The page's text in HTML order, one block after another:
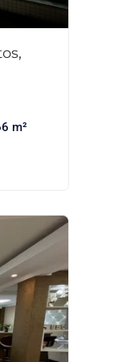
m²